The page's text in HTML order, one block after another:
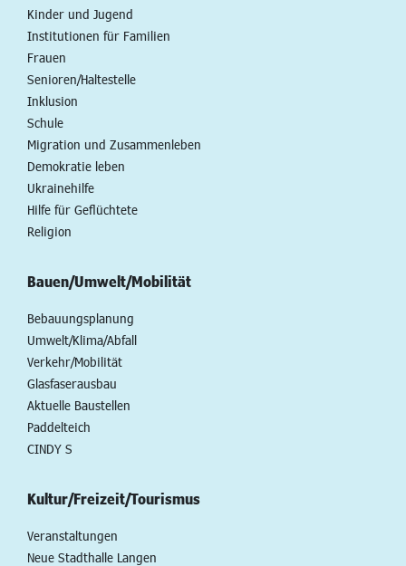
Kinder und Jugend
Institutionen für Familien
Frauen
Senioren/Haltestelle
Inklusion
Schule
Migration und Zusammenleben
Demokratie leben
Ukrainehilfe
Hilfe für Geflüchtete
Religion
Bauen/Umwelt/Mobilität
Bebauungsplanung
Umwelt/Klima/Abfall
Verkehr/Mobilität
Glasfaserausbau
Aktuelle Baustellen
Paddelteich
CINDY S
Kultur/Freizeit/Tourismus
Veranstaltungen
Neue Stadthalle Langen